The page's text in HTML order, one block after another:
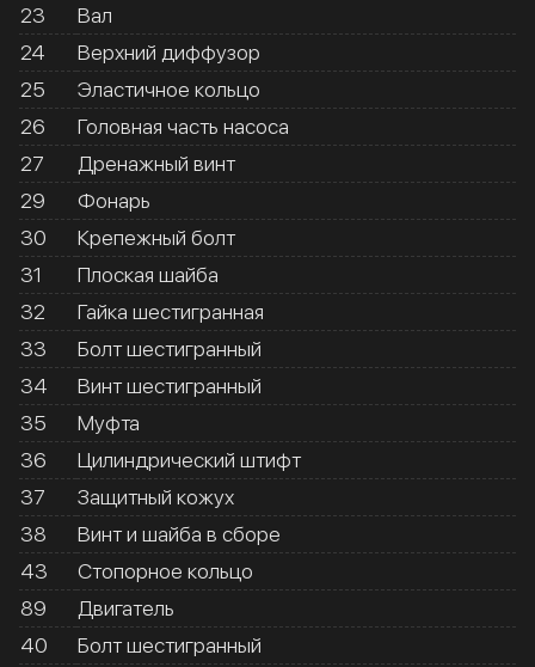
23
Вал
24
Верхний диффузор
25
Эластичное кольцо
26
Головная часть насоса
27
Дренажный винт
29
Фонарь
30
Крепежный болт
31
Плоская шайба
32
Гайка шестигранная
33
Болт шестигранный
34
Винт шестигранный
35
Муфта
36
Цилиндрический штифт
37
Защитный кожух
38
Винт и шайба в сборе
43
Стопорное кольцо
89
Двигатель
40
Болт шестигранный